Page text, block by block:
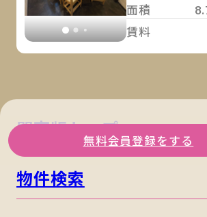
面積
賃料
無料会員登録をする
関東版トップ
物件検索